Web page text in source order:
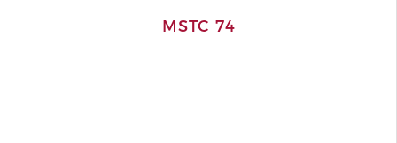
MSTC 74